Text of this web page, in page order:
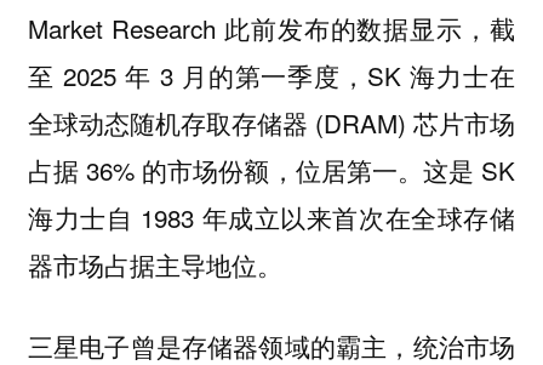
Market Research 此前发布的数据显示，截
至 2025 年 3 月的第一季度，SK 海力士在
全球动态随机存取存储器 (DRAM) 芯片市场
占据 36% 的市场份额，位居第一。这是 SK
海力士自 1983 年成立以来首次在全球存储
器市场占据主导地位。
三星电子曾是存储器领域的霸主，统治市场